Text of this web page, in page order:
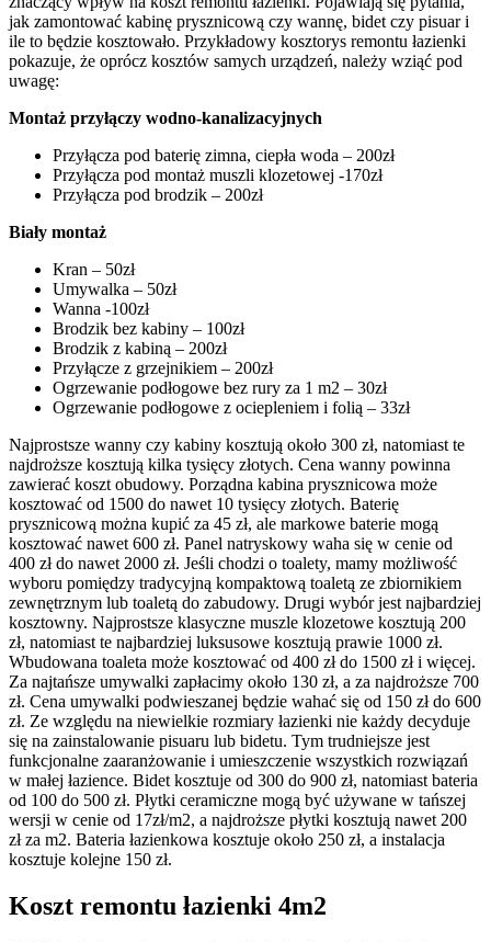
jak zamontować kabinę prysznicową czy wannę, bidet czy pisuar i
ile to będzie kosztowało. Przykładowy kosztorys remontu łazienki
pokazuje, że oprócz kosztów samych urządzeń, należy wziąć pod
uwagę:
Montaż przyłączy wodno-kanalizacyjnych
Przyłącza pod baterię zimna, ciepła woda – 200zł
Przyłącza pod montaż muszli klozetowej -170zł
Przyłącza pod brodzik – 200zł
Biały montaż
Kran – 50zł
Umywalka – 50zł
Wanna -100zł
Brodzik bez kabiny – 100zł
Brodzik z kabiną – 200zł
Przyłącze z grzejnikiem – 200zł
Ogrzewanie podłogowe bez rury za 1 m2 – 30zł
Ogrzewanie podłogowe z ociepleniem i folią – 33zł
Najprostsze wanny czy kabiny kosztują około 300 zł, natomiast te
najdroższe kosztują kilka tysięcy złotych. Cena wanny powinna
zawierać koszt obudowy. Porządna kabina prysznicowa może
kosztować od 1500 do nawet 10 tysięcy złotych. Baterię
prysznicową można kupić za 45 zł, ale markowe baterie mogą
kosztować nawet 600 zł. Panel natryskowy waha się w cenie od
400 zł do nawet 2000 zł. Jeśli chodzi o toalety, mamy możliwość
wyboru pomiędzy tradycyjną kompaktową toaletą ze zbiornikiem
zewnętrznym lub toaletą do zabudowy. Drugi wybór jest najbardziej
kosztowny. Najprostsze klasyczne muszle klozetowe kosztują 200
zł, natomiast te najbardziej luksusowe kosztują prawie 1000 zł.
Wbudowana toaleta może kosztować od 400 zł do 1500 zł i więcej.
Za najtańsze umywalki zapłacimy około 130 zł, a za najdroższe 700
zł. Cena umywalki podwieszanej będzie wahać się od 150 zł do 600
zł. Ze względu na niewielkie rozmiary łazienki nie każdy decyduje
się na zainstalowanie pisuaru lub bidetu. Tym trudniejsze jest
funkcjonalne zaaranżowanie i umieszczenie wszystkich rozwiązań
w małej łazience. Bidet kosztuje od 300 do 900 zł, natomiast bateria
od 100 do 500 zł. Płytki ceramiczne mogą być używane w tańszej
wersji w cenie od 17zł/m2, a najdroższe płytki kosztują nawet 200
zł za m2. Bateria łazienkowa kosztuje około 250 zł, a instalacja
kosztuje kolejne 150 zł.
Koszt remontu łazienki 4m2